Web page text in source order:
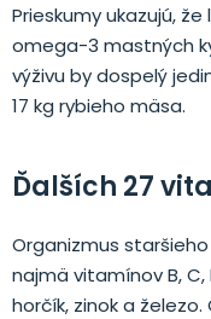
Prieskumy ukazujú,
omega-3 mastných
výživu by dospelý
17 kg rybieho mäsa.
Ďalších 27
Organizmus
najmä vitamínov B, C,
horčík, zinok a